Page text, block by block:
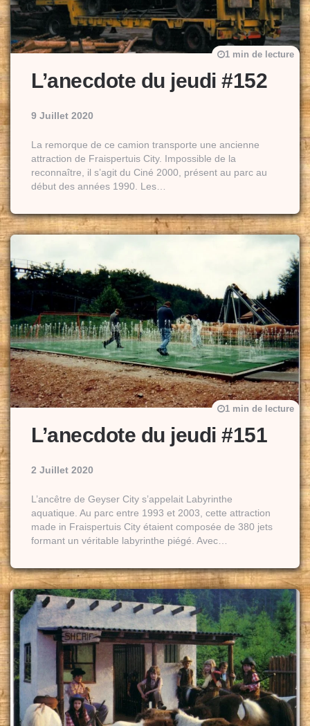
L’anecdote du jeudi #152
9 Juillet 2020
1 min de lecture
La remorque de ce camion transporte une ancienne
attraction de Fraispertuis City. Impossible de la
reconnaître, il s’agit du Ciné 2000, présent au parc au
début des années 1990. Les…
L’anecdote du jeudi #151
2 Juillet 2020
1 min de lecture
L’ancêtre de Geyser City s’appelait Labyrinthe
aquatique. Au parc entre 1993 et 2003, cette attraction
made in Fraispertuis City étaient composée de 380 jets
formant un véritable labyrinthe piégé. Avec…